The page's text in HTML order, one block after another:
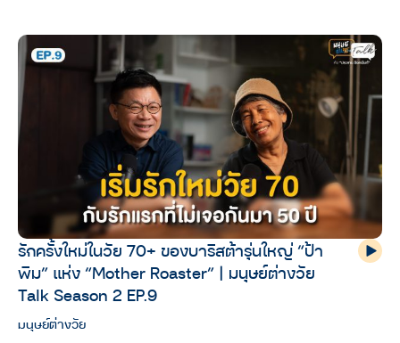
รักครั้งใหม่ในวัย 70+ ของบาริสต้ารุ่นใหญ่ “ป้า
พิม” แห่ง “Mother Roaster” | มนุษย์ต่างวัย
Talk Season 2 EP.9
มนุษย์ต่างวัย